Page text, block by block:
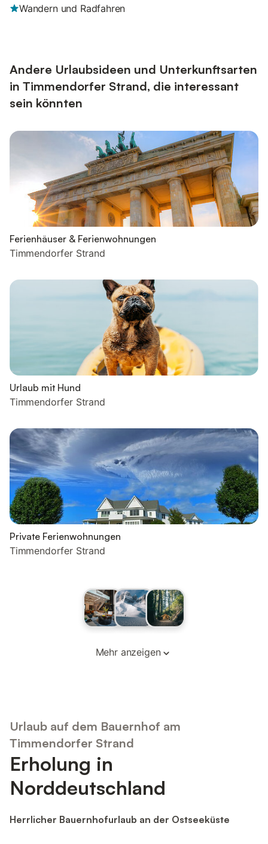
Wandern und Radfahren
Andere Urlaubsideen und Unterkunftsarten
in Timmendorfer Strand, die interessant
sein könnten
Ferienhäuser & Ferienwohnungen
Timmendorfer Strand
Urlaub mit Hund
Timmendorfer Strand
Private Ferienwohnungen
Timmendorfer Strand
Mehr anzeigen
Urlaub auf dem Bauernhof am
Timmendorfer Strand
Erholung in
Norddeutschland
Herrlicher Bauernhofurlaub an der Ostseeküste